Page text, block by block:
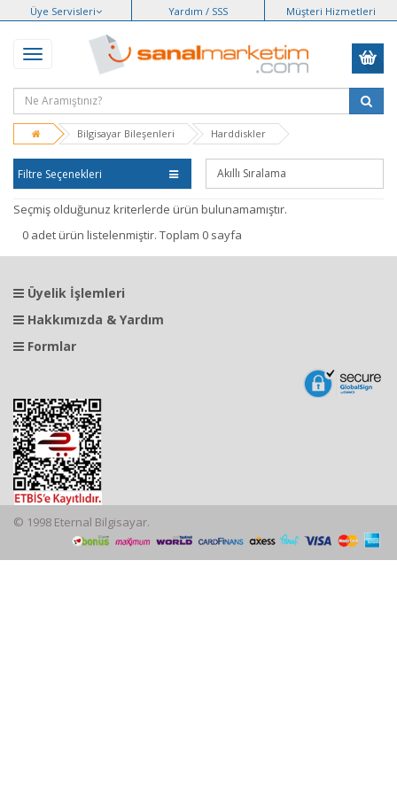
Üye Servisleri Yardım / SSS Müşteri Hizmetleri
Bilgisayar Bileşenleri Harddiskler
Filtre Seçenekleri
Seçmiş olduğunuz kriterlerde ürün bulunamamıştır.
0 adet ürün listelenmiştir. Toplam 0 sayfa
Üyelik İşlemleri
Hakkımızda & Yardım
Formlar
© 1998 Eternal Bilgisayar.